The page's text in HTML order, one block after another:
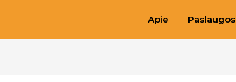
Apie Paslaugos